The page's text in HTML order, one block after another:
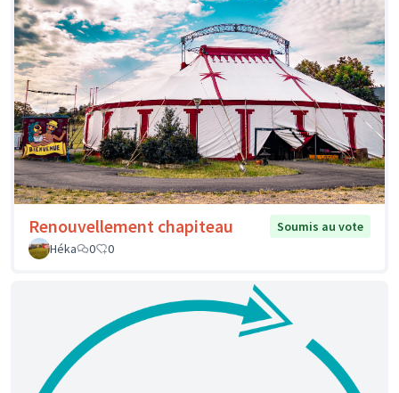
Renouvellement chapiteau
Soumis au vote
Héka
0 0